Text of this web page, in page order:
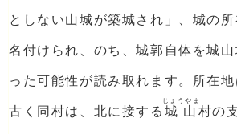
としない山城が築城され」、城の
名付けられ、のち、城郭自体を城
った可能性が読み取れます。所在地
古く同村は、北に接する 城山
じょうやま
村の